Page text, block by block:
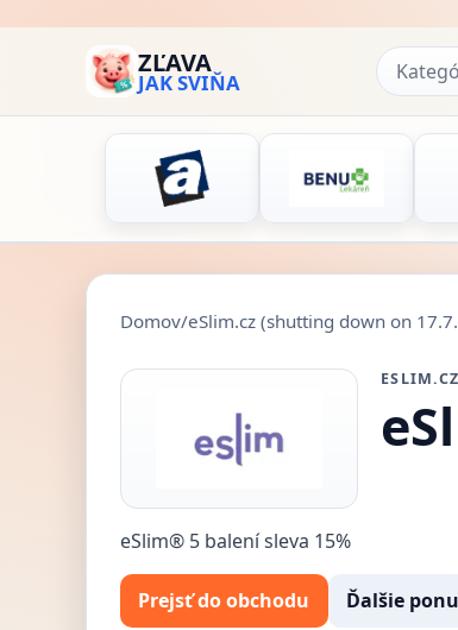
ZĽAVA
JAK SVIŇA
Domov/eSlim.cz (shutting down on
eSlim® 5 balení sleva 15%
Prejsť do obchodu Ďalšie